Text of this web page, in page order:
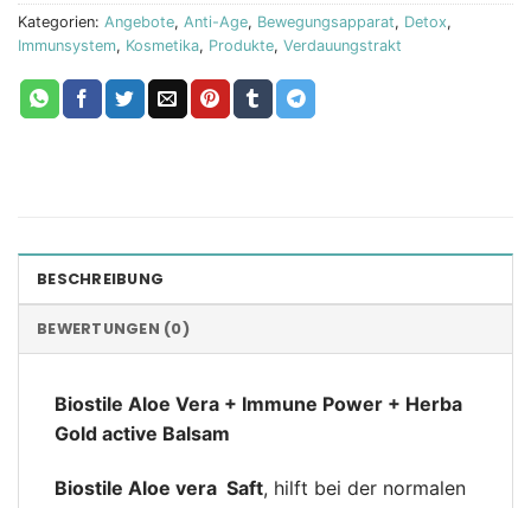
Kategorien: Angebote, Anti-Age, Bewegungsapparat, Detox,
Immunsystem, Kosmetika, Produkte, Verdauungstrakt
BESCHREIBUNG
BEWERTUNGEN (0)
Biostile Aloe Vera + Immune Power + Herba
Gold active Balsam
Biostile Aloe vera Saft, hilft bei der normalen